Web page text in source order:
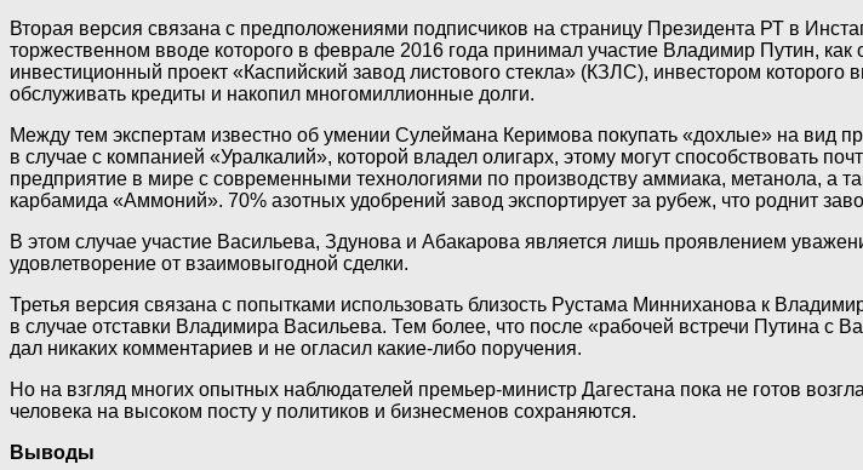
Вторая версия связана с предположениями подписчиков на страницу Президента РТ в
торжественном вводе которого в феврале 2016 года принимал участие Владимир Путин,
инвестиционный проект «Каспийский завод листового стекла» (КЗЛС), инвестором
обслуживать кредиты и накопил многомиллионные долги.
Между тем экспертам известно об умении Сулеймана Керимова покупать «дохлые» на вид
в случае с компанией «Уралкалий», которой владел олигарх, этому могут способствовать
предприятие в мире с современными технологиями по производству аммиака, метанола, а
карбамида «Аммоний». 70% азотных удобрений завод экспортирует за рубеж, что роднит
В этом случае участие Васильева, Здунова и Абакарова является лишь проявлением
удовлетворение от взаимовыгодной сделки.
Третья версия связана с попытками использовать близость Рустама Минниханова к
в случае отставки Владимира Васильева. Тем более, что после «рабочей встречи Путина с
дал никаких комментариев и не огласил какие-либо поручения.
Но на взгляд многих опытных наблюдателей премьер-министр Дагестана пока не готов
человека на высоком посту у политиков и бизнесменов сохраняются.
Выводы